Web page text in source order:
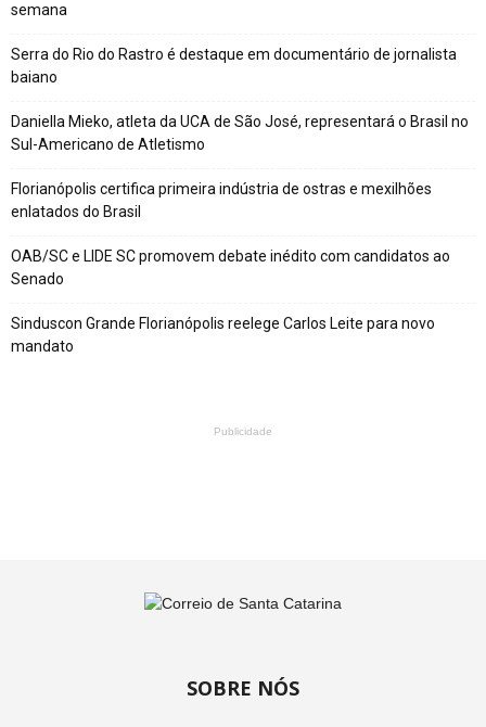
semana
Serra do Rio do Rastro é destaque em documentário de jornalista
baiano
Daniella Mieko, atleta da UCA de São José, representará o Brasil no
Sul-Americano de Atletismo
Florianópolis certifica primeira indústria de ostras e mexilhões
enlatados do Brasil
OAB/SC e LIDE SC promovem debate inédito com candidatos ao
Senado
Sinduscon Grande Florianópolis reelege Carlos Leite para novo
mandato
Publicidade
SOBRE NÓS